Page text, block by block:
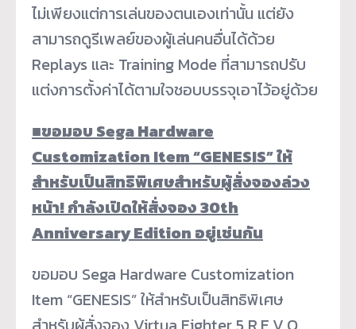
ไม่เพียงแต่การเล่นของตนเองเท่านั้น แต่ยัง
สามารถดูรีเพลย์ของผู้เล่นคนอื่นได้ด้วย
Replays และ Training Mode ที่สามารถปรับ
แต่งการตั้งค่าได้ตามใจชอบบรรจุเอาไว้อยู่ด้วย
■ขอมอบ Sega Hardware
Customization Item “GENESIS” ให้
สำหรับเป็นสิทธิพิเศษสำหรับผู้สั่งจองล่วง
หน้า! กำลังเปิดให้สั่งจอง 30th
Anniversary Edition อยู่เช่นกัน
ขอมอบ Sega Hardware Customization
Item “GENESIS” ให้สำหรับเป็นสิทธิพิเศษ